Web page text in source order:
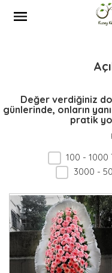
Değer verdiğiniz
günlerinde, onların
pratik
100 - 1000
3000 -